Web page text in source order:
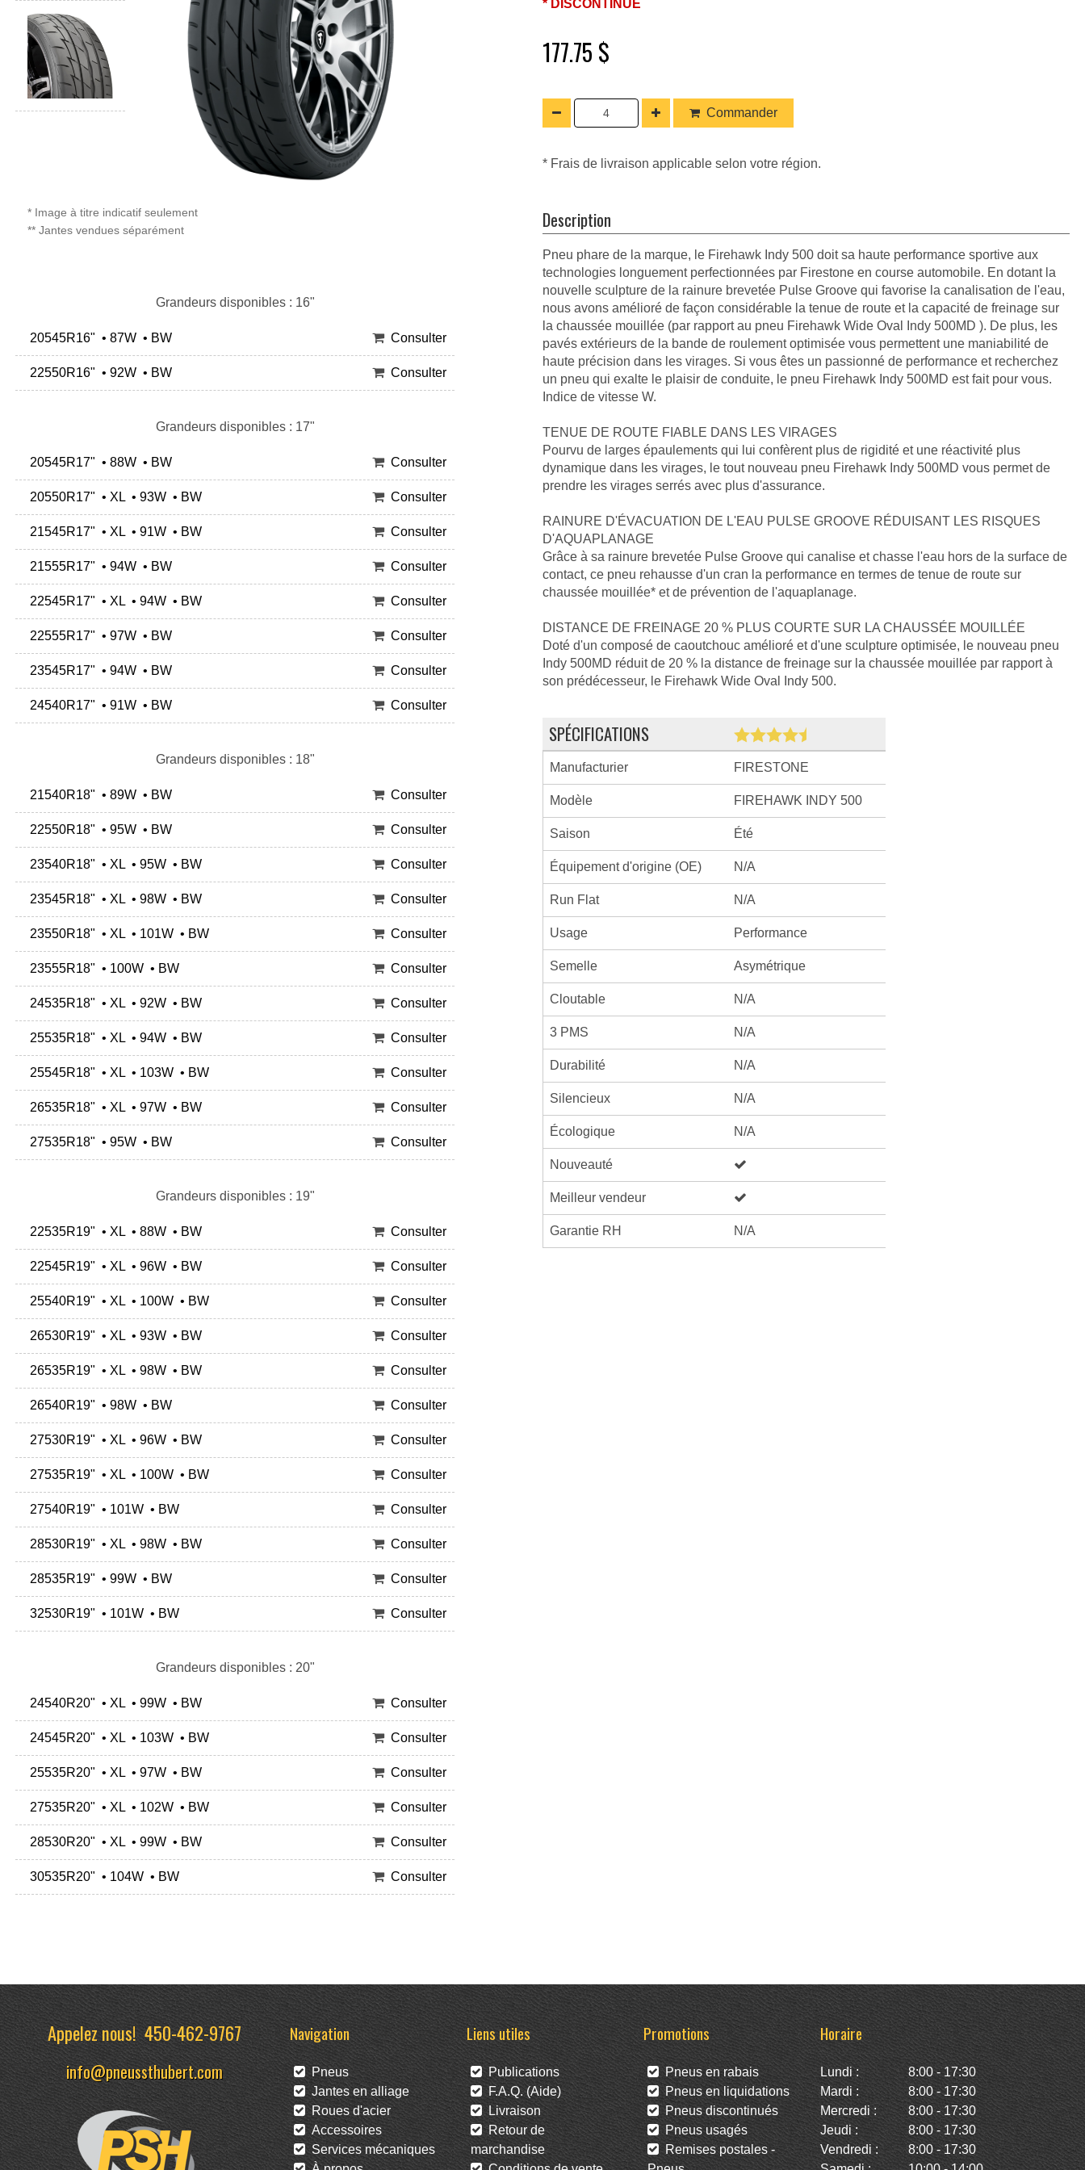
* Image à titre indicatif seulement
** Jantes vendues séparément
Grandeurs disponibles : 16"
20545R16" • 87W • BW Consulter
22550R16" • 92W • BW Consulter
Grandeurs disponibles : 17"
20545R17" • 88W • BW Consulter
20550R17" • XL • 93W • BW Consulter
21545R17" • XL • 91W • BW Consulter
21555R17" • 94W • BW Consulter
22545R17" • XL • 94W • BW Consulter
22555R17" • 97W • BW Consulter
23545R17" • 94W • BW Consulter
24540R17" • 91W • BW Consulter
Grandeurs disponibles : 18"
21540R18" • 89W • BW Consulter
22550R18" • 95W • BW Consulter
23540R18" • XL • 95W • BW Consulter
23545R18" • XL • 98W • BW Consulter
23550R18" • XL • 101W • BW Consulter
23555R18" • 100W • BW Consulter
24535R18" • XL • 92W • BW Consulter
25535R18" • XL • 94W • BW Consulter
25545R18" • XL • 103W • BW Consulter
26535R18" • XL • 97W • BW Consulter
27535R18" • 95W • BW Consulter
Grandeurs disponibles : 19"
22535R19" • XL • 88W • BW Consulter
22545R19" • XL • 96W • BW Consulter
25540R19" • XL • 100W • BW Consulter
26530R19" • XL • 93W • BW Consulter
26535R19" • XL • 98W • BW Consulter
26540R19" • 98W • BW Consulter
27530R19" • XL • 96W • BW Consulter
27535R19" • XL • 100W • BW Consulter
27540R19" • 101W • BW Consulter
28530R19" • XL • 98W • BW Consulter
28535R19" • 99W • BW Consulter
32530R19" • 101W • BW Consulter
Grandeurs disponibles : 20"
24540R20" • XL • 99W • BW Consulter
24545R20" • XL • 103W • BW Consulter
25535R20" • XL • 97W • BW Consulter
27535R20" • XL • 102W • BW Consulter
28530R20" • XL • 99W • BW Consulter
30535R20" • 104W • BW Consulter
* DISCONTINUÉ
177.75 $
Commander
* Frais de livraison applicable selon votre région.
Description
Pneu phare de la marque, le Firehawk Indy 500 doit sa haute performance sportive aux
technologies longuement perfectionnées par Firestone en course automobile. En dotant la
nouvelle sculpture de la rainure brevetée Pulse Groove qui favorise la canalisation de l'eau,
nous avons amélioré de façon considérable la tenue de route et la capacité de freinage sur
la chaussée mouillée (par rapport au pneu Firehawk Wide Oval Indy 500MD ). De plus, les
pavés extérieurs de la bande de roulement optimisée vous permettent une maniabilité de
haute précision dans les virages. Si vous êtes un passionné de performance et recherchez
un pneu qui exalte le plaisir de conduite, le pneu Firehawk Indy 500MD est fait pour vous.
Indice de vitesse W.
TENUE DE ROUTE FIABLE DANS LES VIRAGES
Pourvu de larges épaulements qui lui confèrent plus de rigidité et une réactivité plus
dynamique dans les virages, le tout nouveau pneu Firehawk Indy 500MD vous permet de
prendre les virages serrés avec plus d'assurance.
RAINURE D'ÉVACUATION DE L'EAU PULSE GROOVE RÉDUISANT LES RISQUES
D'AQUAPLANAGE
Grâce à sa rainure brevetée Pulse Groove qui canalise et chasse l'eau hors de la surface de
contact, ce pneu rehausse d'un cran la performance en termes de tenue de route sur
chaussée mouillée* et de prévention de l'aquaplanage.
DISTANCE DE FREINAGE 20 % PLUS COURTE SUR LA CHAUSSÉE MOUILLÉE
Doté d'un composé de caoutchouc amélioré et d'une sculpture optimisée, le nouveau pneu
Indy 500MD réduit de 20 % la distance de freinage sur la chaussée mouillée par rapport à
son prédécesseur, le Firehawk Wide Oval Indy 500.
SPÉCIFICATIONS
Manufacturier FIRESTONE
Modèle FIREHAWK INDY 500
Saison Été
Équipement d'origine (OE) N/A
Run Flat N/A
Usage Performance
Semelle Asymétrique
Cloutable N/A
3 PMS N/A
Durabilité N/A
Silencieux N/A
Écologique N/A
Nouveauté
Meilleur vendeur
Garantie RH N/A
Appelez nous!450-462-9767
info@pneussthubert.com
Navigation
Pneus
Jantes en alliage
Roues d'acier
Accessoires
Services mécaniques
Liens utiles
Publications
F.A.Q. (Aide)
Livraison
Retour de
marchandise
Promotions
Pneus en rabais
Pneus en liquidations
Pneus discontinués
Pneus usagés
Remises postales -
Horaire
Lundi :
8:00 - 17:30
Mardi :
8:00 - 17:30
Mercredi :
8:00 - 17:30
Jeudi :
8:00 - 17:30
Vendredi :
8:00 - 17:30